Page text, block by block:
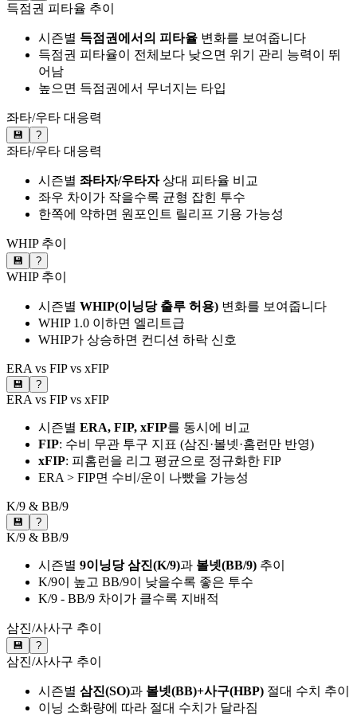
득점권 피타율 추이
시즌별 득점권에서의 피타율 변화를 보여줍니다
득점권 피타율이 전체보다 낮으면 위기 관리 능력이 뛰
어남
높으면 득점권에서 무너지는 타입
좌타/우타 대응력
💾 ?
좌타/우타 대응력
시즌별 좌타자/우타자상대 피타율 비교
좌우 차이가 작을수록 균형 잡힌 투수
한쪽에 약하면 원포인트 릴리프 기용 가능성
WHIP 추이
💾 ?
WHIP 추이
시즌별 WHIP(이닝당 출루 허용) 변화를 보여줍니다
WHIP 1.0 이하면 엘리트급
WHIP가 상승하면 컨디션 하락 신호
ERA vs FIP vs xFIP
💾 ?
ERA vs FIP vs xFIP
시즌별 ERA, FIP, xFIP를 동시에 비교
FIP: 수비 무관 투구 지표 (삼진·볼넷·홈런만 반영)
xFIP: 피홈런을 리그 평균으로 정규화한 FIP
ERA > FIP면 수비/운이 나빴을 가능성
K/9 & BB/9
💾 ?
K/9 & BB/9
시즌별 9이닝당 삼진(K/9)과 볼넷(BB/9) 추이
K/9이 높고 BB/9이 낮을수록 좋은 투수
K/9 - BB/9 차이가 클수록 지배적
삼진/사사구 추이
💾 ?
삼진/사사구 추이
시즌별 삼진(SO)과 볼넷(BB)+사구(HBP) 절대 수치 추이
이닝 소화량에 따라 절대 수치가 달라짐